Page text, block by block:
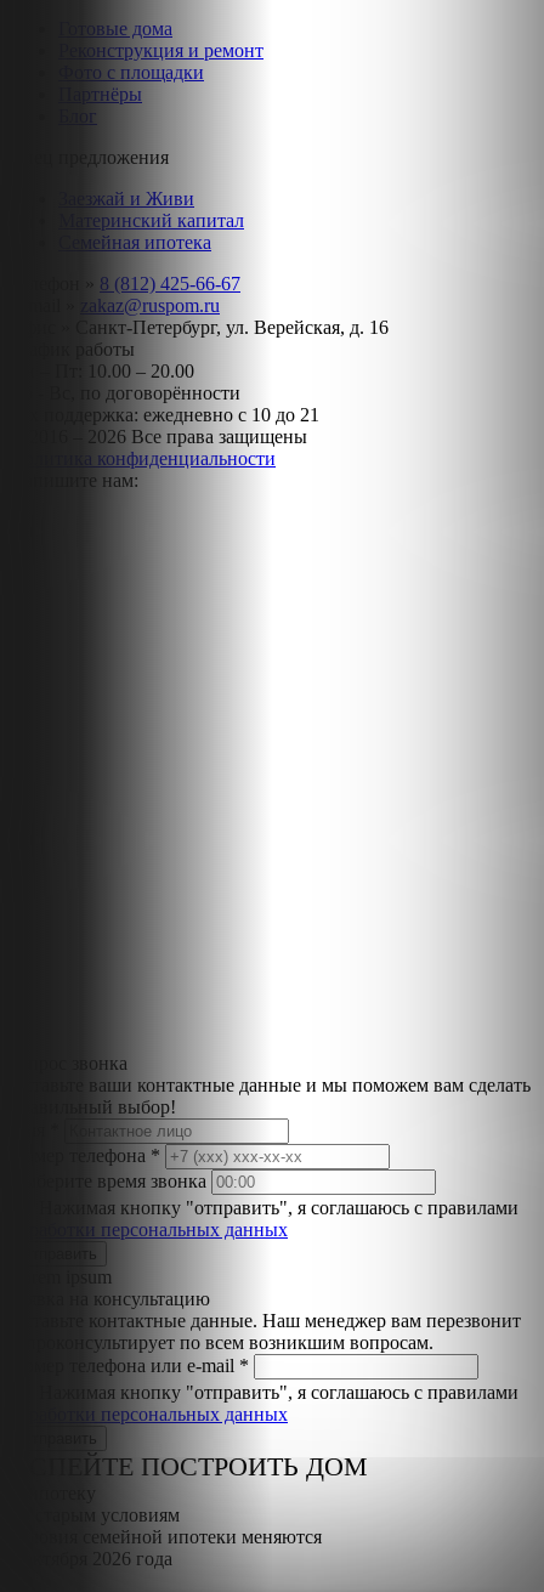
Готовые дома
Реконструкция и ремонт
Фото с площадки
Партнёры
Блог
Спец предложения
Заезжай и Живи
Материнский капитал
Семейная ипотека
Телефон » 8 (812) 425-66-67
zakaz@ruspom.ru
Санкт-Петербург, ул. Верейская, д. 16
График работы
Пн – Пт: 10.00 – 20.00
Сб - Вс, по договорённости
Тех поддержка: ежедневно с 10 до 21
© 2016 – 2026 Все права защищены
Политика конфиденциальности
Напишите нам:
Запрос звонка
Оставьте ваши контактные данные и мы поможем вам сделать
правильный выбор!
Номер телефона *
Выберите время звонка
Нажимая кнопку "отправить", я соглашаюсь с правилами
обработки персональных данных
Lorem ipsum
Заявка на консультацию
Оставьте контактные данные. Наш менеджер вам перезвонит
и проконсультирует по всем возникшим вопросам.
Номер телефона или e-mail *
Нажимая кнопку "отправить", я соглашаюсь с правилами
обработки персональных данных
УСПЕЙТЕ ПОСТРОИТЬ ДОМ
по старым условиям
Условия семейной ипотеки меняются
с октября 2026 года